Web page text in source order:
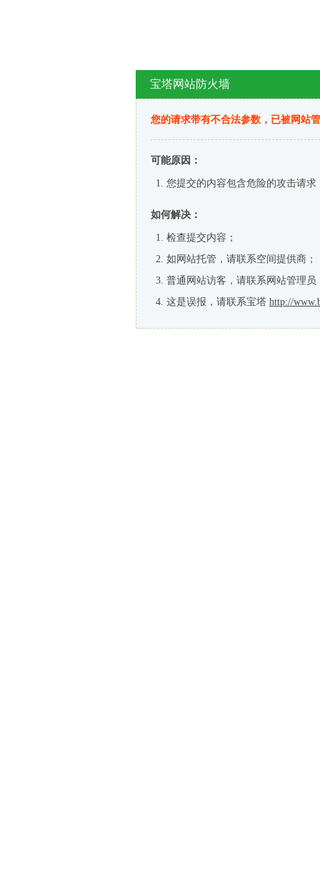
宝塔网站防火墙
您的请求带有不合法参数，已被网站
可能原因：
您提交的内容包含危险的攻击请求
如何解决：
检查提交内容；
如网站托管，请联系空间提供商；
普通网站访客，请联系网站管理员
这是误报，请联系宝塔 http://